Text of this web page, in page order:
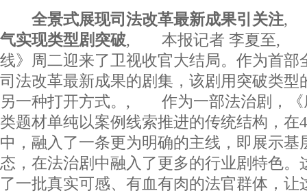
全景式展现司法改革最新成果引关注
气实现类型剧突破, 本报记者 李夏至,
线》周二迎来了卫视收官大结局。作为首部
司法改革最新成果的剧集，该剧用突破类型
另一种打开方式。, 作为一部法治剧，《
类题材单纯以案例线索推进的传统结构，在
中，融入了一条更为明确的主线，即展示基
态，在法治剧中融入了更多的行业剧特色。
了一批真实可感、有血有肉的法官群体，让